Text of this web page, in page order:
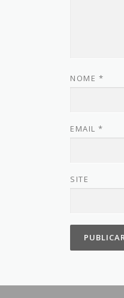
NOME *
EMAIL *
SITE